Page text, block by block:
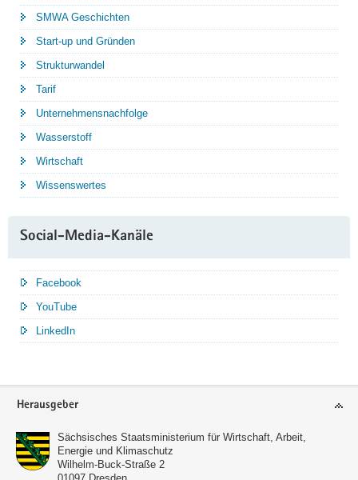
SMWA Geschichten
Start-up und Gründen
Strukturwandel
Tarif
Unternehmensnachfolge
Wasserstoff
Wirtschaft
Wissenswertes
Social-Media-Kanäle
Facebook
YouTube
LinkedIn
Service
Herausgeber
Sächsisches Staatsministerium für Wirtschaft, Arbeit,
Energie und Klimaschutz
Wilhelm-Buck-Straße 2